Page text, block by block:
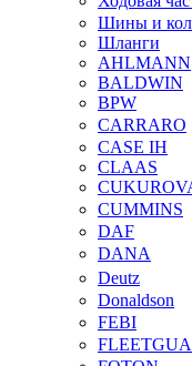
Шины и
Шланги
AHLMANN
BALDWIN
BPW
CARRARO
CASE IH
CLAAS
CUMMINS
DAF
DANA
Deutz
Donaldson
FEBI